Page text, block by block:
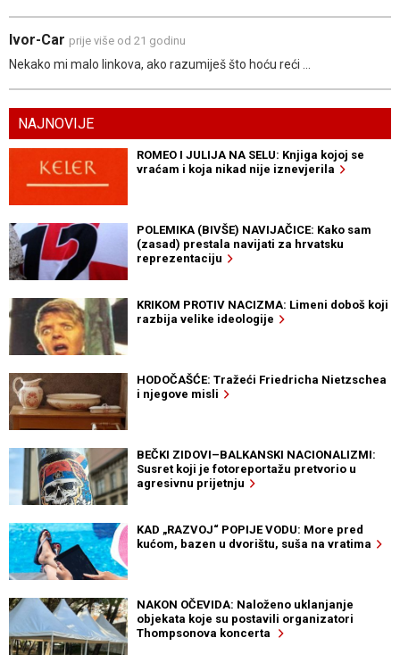
Ivor-Car prije više od 21 godinu
Nekako mi malo linkova, ako razumiješ što hoću reći ...
NAJNOVIJE
ROMEO I JULIJA NA SELU: Knjiga kojoj se
vraćam i koja nikad nije iznevjerila
POLEMIKA (BIVŠE) NAVIJAČICE: Kako sam
(zasad) prestala navijati za hrvatsku
reprezentaciju
KRIKOM PROTIV NACIZMA: Limeni doboš koji
razbija velike ideologije
HODOČAŠĆE: Tražeći Friedricha Nietzschea
i njegove misli
BEČKI ZIDOVI–BALKANSKI NACIONALIZMI:
Susret koji je fotoreportažu pretvorio u
agresivnu prijetnju
KAD „RAZVOJ“ POPIJE VODU: More pred
kućom, bazen u dvorištu, suša na vratima
NAKON OČEVIDA: Naloženo uklanjanje
objekata koje su postavili organizatori
Thompsonova koncerta